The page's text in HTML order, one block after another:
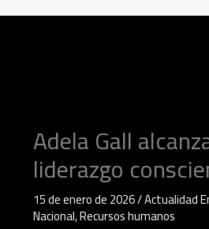
Adela Gall
liderazgo
15 de enero de 2026/Actualidad
Nacional,Recursos humanos